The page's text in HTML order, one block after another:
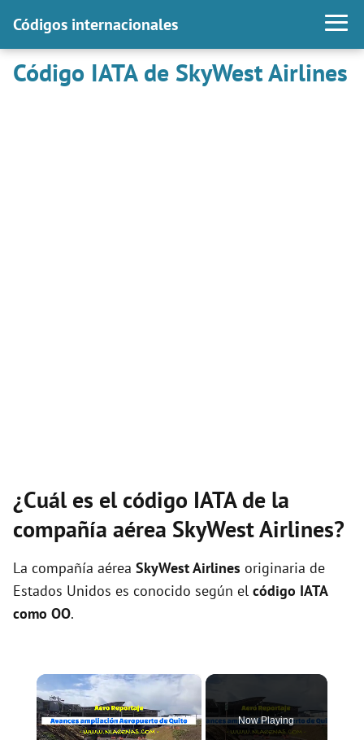
Códigos internacionales
Código IATA de SkyWest Airlines
¿Cuál es el código IATA de la
compañía aérea SkyWest Airlines?
La compañía aérea SkyWest Airlines originaria de
Estados Unidos es conocido según el código IATA
como OO.
×
Now Playing